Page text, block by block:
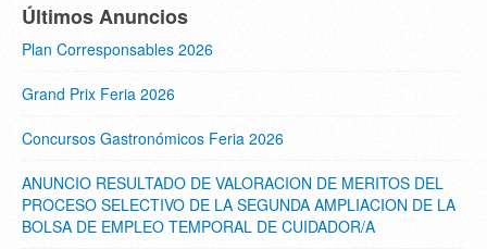
Últimos Anuncios
Plan Corresponsables 2026
Grand Prix Feria 2026
Concursos Gastronómicos Feria 2026
ANUNCIO RESULTADO DE VALORACION DE MERITOS DEL
PROCESO SELECTIVO DE LA SEGUNDA AMPLIACION DE LA
BOLSA DE EMPLEO TEMPORAL DE CUIDADOR/A